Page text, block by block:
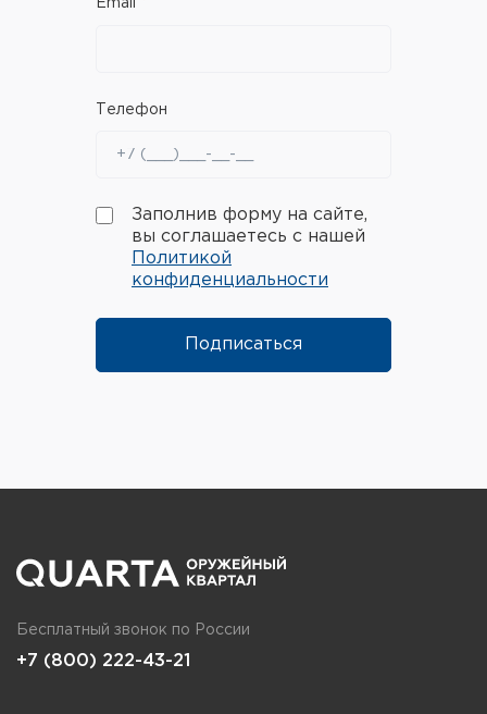
Email
Телефон
Заполнив форму на сайте,
вы соглашаетесь с нашей
Политикой
конфиденциальности
Подписаться
Бесплатный звонок по России
+7 (800) 222-43-21